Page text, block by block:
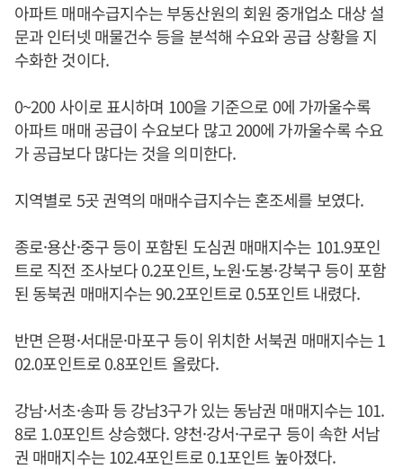
아파트 매매수급지수는 부동산원의 회원 중개업소 대상 설
문과 인터넷 매물건수 등을 분석해 수요와 공급 상황을 지
수화한 것이다.
0~200 사이로 표시하며 100을 기준으로 0에 가까울수록
아파트 매매 공급이 수요보다 많고 200에 가까울수록 수요
가 공급보다 많다는 것을 의미한다.
지역별로 5곳 권역의 매매수급지수는 혼조세를 보였다.
종로·용산·중구 등이 포함된 도심권 매매지수는 101.9포인
트로 직전 조사보다 0.2포인트, 노원·도봉·강북구 등이 포함
된 동북권 매매지수는 90.2포인트로 0.5포인트 내렸다.
반면 은평·서대문·마포구 등이 위치한 서북권 매매지수는 1
02.0포인트로 0.8포인트 올랐다.
강남·서초·송파 등 강남3구가 있는 동남권 매매지수는 101.
8로 1.0포인트 상승했다. 양천·강서·구로구 등이 속한 서남
권 매매지수는 102.4포인트로 0.1포인트 높아졌다.